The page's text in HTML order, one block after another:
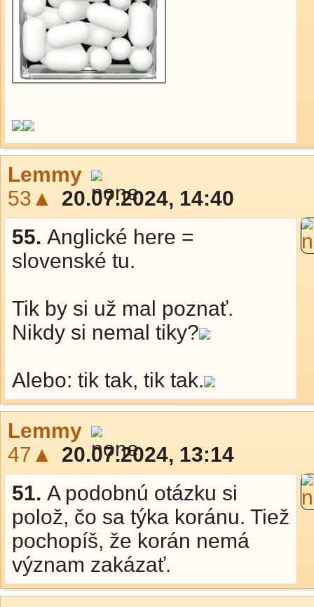
Lemmy
53▲
20.07.2024, 14:40
55. Anglické here =
slovenské tu.
Tik by si už mal poznať.
Nikdy si nemal tiky?
Alebo: tik tak, tik tak.
Lemmy
47▲
20.07.2024, 13:14
51. A podobnú otázku si
polož, čo sa týka koránu. Tiež
pochopíš, že korán nemá
význam zakázať.